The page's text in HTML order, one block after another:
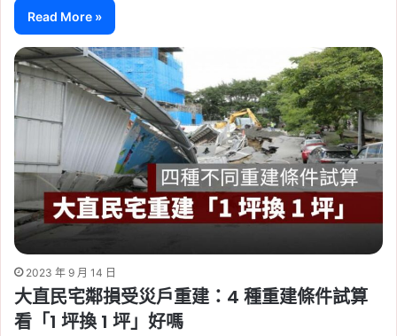
Read More »
2023 年 9 月 14 日
大直民宅鄰損受災戶重建：4 種重建條件試算
看「1 坪換 1 坪」好嗎